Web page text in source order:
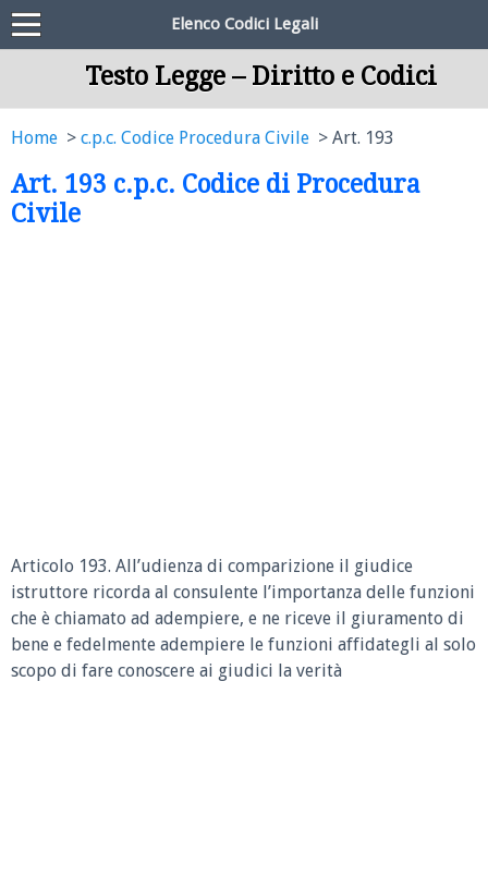
Elenco Codici Legali
Testo Legge – Diritto e Codici
Home c.p.c. Codice Procedura Civile Art. 193
Art. 193 c.p.c. Codice di Procedura
Civile
Articolo 193. All’udienza di comparizione il giudice
istruttore ricorda al consulente l’importanza delle funzioni
che è chiamato ad adempiere, e ne riceve il giuramento di
bene e fedelmente adempiere le funzioni affidategli al solo
scopo di fare conoscere ai giudici la verità